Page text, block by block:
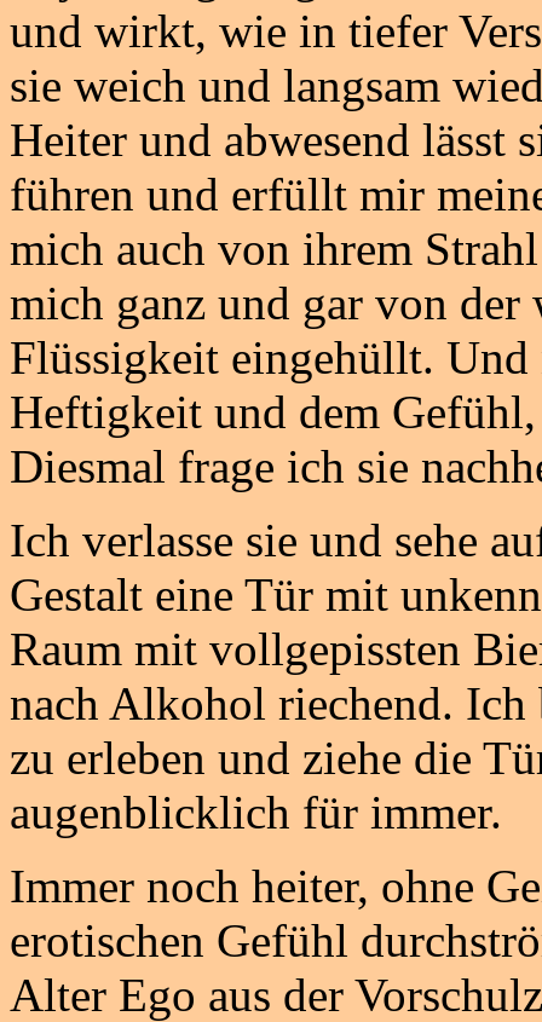
und wirkt, wie in tiefer
sie weich und langsam
Heiter und abwesend lässt
führen und erfüllt mir
mich auch von ihrem
mich ganz und gar von der
Flüssigkeit eingehüllt.
Heftigkeit und dem
Diesmal frage ich sie
Ich verlasse sie und sehe
Gestalt eine Tür mit
Raum mit vollgepissten
nach Alkohol riechend.
zu erleben und ziehe die
augenblicklich für immer.
Immer noch heiter, ohne
erotischen Gefühl
Alter Ego aus der